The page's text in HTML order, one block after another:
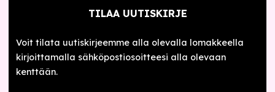
TILAA UUTISKIRJE
Voit tilata uutiskirjeemme alla olevalla lomakkeella
kirjoittamalla sähköpostiosoitteesi alla olevaan
kenttään.